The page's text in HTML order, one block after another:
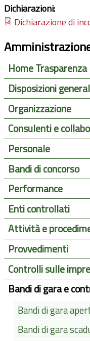
Dichiarazioni:
Dichiarazione di
Home Trasparenza
Disposizioni
Organizzazione
Consulenti e
Personale
Bandi di concorso
Performance
Enti controllati
Attività e
Provvedimenti
Controlli sulle
Bandi di gara e
Bandi di gara
Bandi di gara